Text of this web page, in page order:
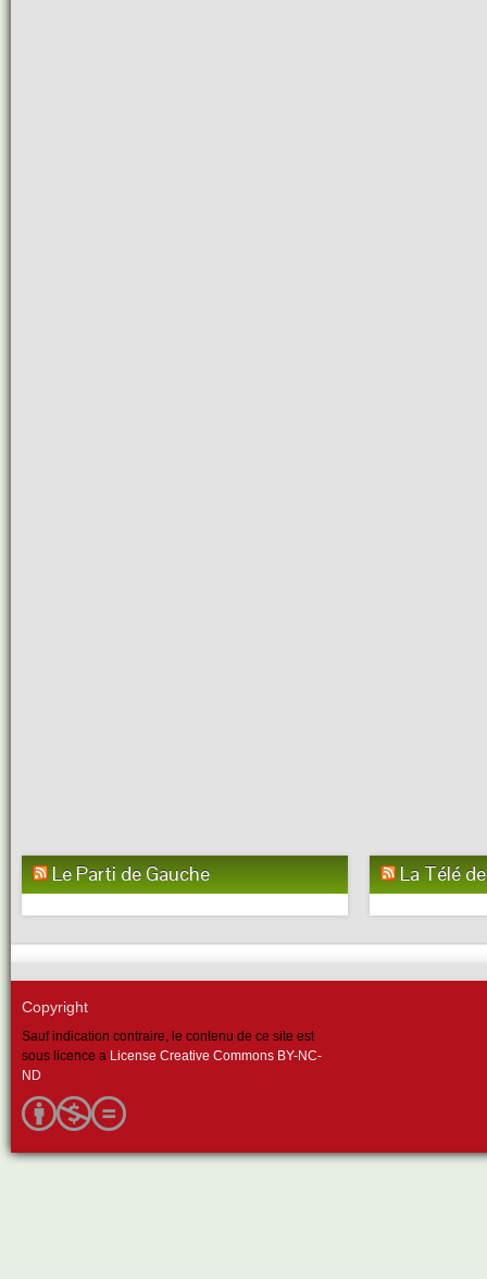
Le Parti de Gauche La Télé
Copyright
Sauf indication contraire, le contenu de ce site est
sous licence a License Creative Commons BY-NC-
ND